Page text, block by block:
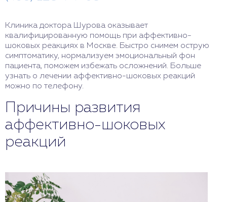
Клиника доктора Шурова оказывает
квалифицированную помощь при аффективно-
шоковых реакциях в Москве. Быстро снимем острую
симптоматику, нормализуем эмоциональный фон
пациента, поможем избежать осложнений. Больше
узнать о лечении аффективно-шоковых реакций
можно по телефону.
Причины развития
аффективно-шоковых
реакций